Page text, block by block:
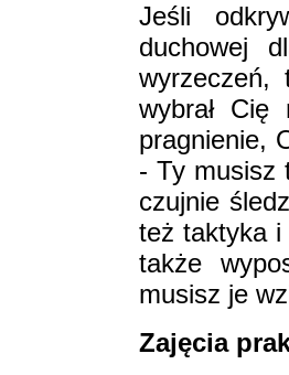
Jeśli
duchowej
wybrał
pragnienie,
- Ty musisz
czujnie
też taktyka i
także
musisz je
Zajęcia